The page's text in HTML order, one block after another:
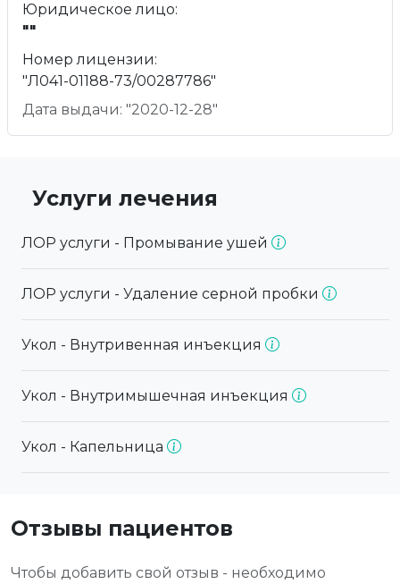
Юридическое лицо:
""
Номер лицензии:
"Л041-01188-73/00287786"
Дата выдачи: "2020-12-28"
Услуги лечения
ЛОР услуги - Промывание ушей
ЛОР услуги - Удаление серной пробки
Укол - Внутривенная инъекция
Укол - Внутримышечная инъекция
Укол - Капельница
Отзывы пациентов
Чтобы добавить свой отзыв - необходимо